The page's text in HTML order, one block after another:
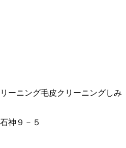
ーニング毛皮クリーニングしみ
神９－５